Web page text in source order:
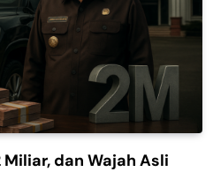
Miliar, dan Wajah Asli